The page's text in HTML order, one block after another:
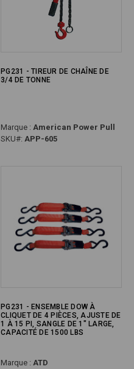
PG231 - TIREUR DE CHAÎNE DE
3/4 DE TONNE
Marque : American Power Pull
SKU#: APP-605
PG231 - ENSEMBLE DOW À
CLIQUET DE 4 PIÈCES, AJUSTE DE
1 À 15 PI, SANGLE DE 1" LARGE,
CAPACITÉ DE 1500 LBS
Marque : ATD